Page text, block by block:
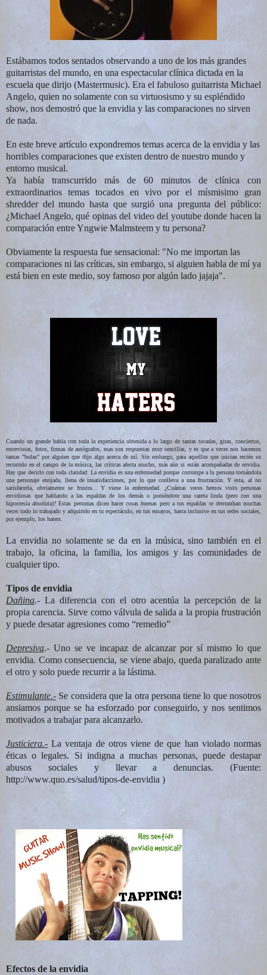
Estábamos todos sentados observando a uno de los más grandes
guitarristas del mundo, en una espectacular clínica dictada en la
escuela que dirijo (Mastermusic). Era el fabuloso guitarrista Michael
Angelo, quien no solamente con su virtuosismo y su espléndido
show, nos demostró que la envidia y las comparaciones no sirven
de nada.
En este breve artículo expondremos temas acerca de la envidia y las
horribles comparaciones que existen dentro de nuestro mundo y
entorno musical.
Ya había transcurrido más de 60 minutos de clínica con
extraordinarios temas tocados en vivo por el mísmisimo gran
shredder del mundo hasta que surgió una pregunta del público:
¿Michael Angelo, qué opinas del video del youtube donde hacen la
comparación entre Yngwie Malmsteem y tu persona?
Obviamente la respuesta fue sensacional: "No me importan las
comparaciones ni las críticas, sin embargo, si alguien habla de mí ya
está bien en este medio, soy famoso por algún lado jajaja".
Cuando un grande habla con toda la experiencia obtenida a lo largo de tantas tocadas, giras, conciertos,
entrevistas, fotos, firmas de autógrafos, esas son respuestas muy sencillas, y es que a veces nos hacemos
tantas "bolas" por alguien que dijo algo acerca de mí. Sin embargo, para aquellos que inician recién su
recorrido en el campo de la música, las críticas afecta mucho, más aún si están acompañadas de envidia.
Hay que decirlo con toda claridad: La envidia es una enfermedad porque corrompe a la persona tornándola
una personaje enojada, llena de insatisfacciones, por lo que conlleva a una frustración. Y esta, al no
satisfacerla, obviamente se frustra... Y viene la enfermedad. ¿Cuántas veces hemos visto personas
envidiosas que hablando a las espaldas de los demás o poniéndote una careta linda (pero con una
hipocresía absoluta)? Estas personas dicen hacer cosas buenas pero a tus espaldas te derrumban muchas
veces todo lo trabajado y adquirido en tu espectáculo, en tus ensayos, hasta inclusive en tus redes sociales,
por ejemplo, los haters.
La envidia no solamente se da en la música, sino también en el
trabajo, la oficina, la familia, los amigos y las comunidades de
cualquier tipo.
Tipos de envidia
Dañina.- La diferencia con el otro acentúa la percepción de la
propia carencia. Sirve como válvula de salida a la propia frustración
y puede desatar agresiones como “remedio”
Depresiva.- Uno se ve incapaz de alcanzar por sí mismo lo que
envidia. Como consecuencia, se viene abajo, queda paralizado ante
el otro y solo puede recurrir a la lástima.
Estimulante.- Se considera que la otra persona tiene lo que nosotros
ansiamos porque se ha esforzado por conseguirlo, y nos sentimos
motivados a trabajar para alcanzarlo.
Justiciera.- La ventaja de otros viene de que han violado normas
éticas o legales. Si indigna a muchas personas, puede destapar
abusos sociales y llevar a denuncias. (Fuente:
http://www.quo.es/salud/tipos-de-envidia )
Efectos de la envidia